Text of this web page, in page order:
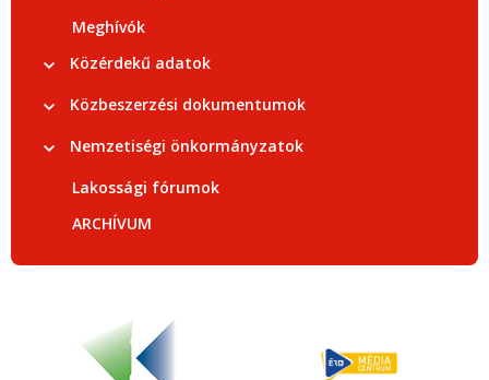
Meghívók
Közérdekű adatok
Közbeszerzési dokumentumok
Nemzetiségi önkormányzatok
Lakossági fórumok
ARCHÍVUM